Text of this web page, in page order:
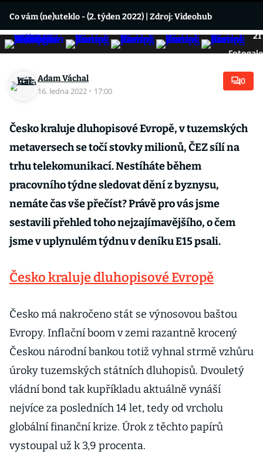
Co vám (ne)uteklo - (2. týden 2022) | Zdroj: Videohub
21
Adam Váchal
16. ledna 2022 · 17:00
0
Česko kraluje dluhopisové Evropě, v tuzemských
metaversech se točí stovky milionů, ČEZ sílí na
trhu telekomunikací. Nestíháte během
pracovního týdne sledovat dění z byznysu,
nemáte čas vše přečíst? Právě pro vás jsme
sestavili přehled toho nejzajímavějšího, o čem
jsme v uplynulém týdnu v deníku E15 psali.
Česko kraluje dluhopisové Evropě
Česko má nakročeno stát se výnosovou baštou
Evropy. Inflační boom v zemi razantně krocený
Českou národní bankou totiž vyhnal strmě vzhůru
úroky tuzemských státních dluhopisů. Dvouletý
vládní bond tak kupříkladu aktuálně vynáší
nejvíce za posledních 14 let, tedy od vrcholu
globální finanční krize. Úrok z těchto papírů
vystoupal už k 3,9 procenta.